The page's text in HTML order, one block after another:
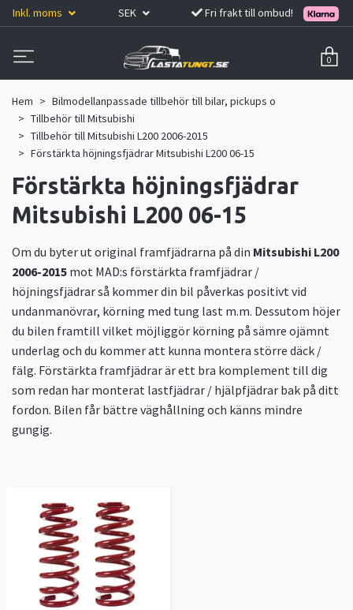
Inkl. moms SEK Fri frakt till ombud!
0
Hem
Bilmodellanpassade tillbehör till bilar, pickups o
Tillbehör till Mitsubishi
Tillbehör till Mitsubishi L200 2006-2015
Förstärkta höjningsfjädrar Mitsubishi L200 06-15
Förstärkta höjningsfjädrar
Mitsubishi L200 06-15
Om du byter ut original framfjädrarna på din Mitsubishi L200
2006-2015 mot MAD:s förstärkta framfjädrar /
höjningsfjädrar så kommer din bil påverkas positivt vid
undanmanövrar, körning med tung last m.m. Dessutom höjer
du bilen framtill vilket möjliggör körning på sämre ojämnt
underlag och du kommer att kunna montera större däck /
fälg. Förstärkta framfjädrar är ett bra komplement till dig
som redan har monterat lastfjädrar / hjälpfjädrar bak på ditt
fordon. Bilen får bättre väghållning och känns mindre
gungig.